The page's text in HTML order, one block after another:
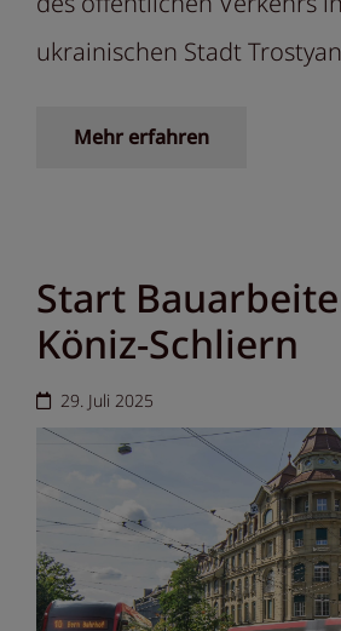
ukrainischen Stadt
Mehr erfahren
Start
Köniz-Schliern
29. Juli 2025